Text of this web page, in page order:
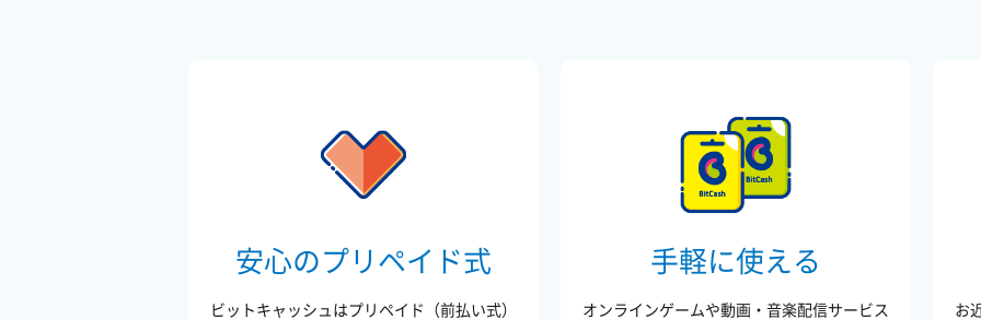
安心のプリペイド式
ビットキャッシュはプリペイド（前払い式）
手軽に使える
オンラインゲームや動画・音楽配信サービス
お